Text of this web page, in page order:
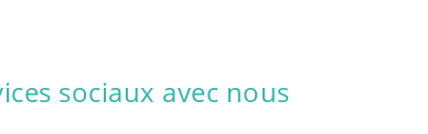
sociaux avec nous